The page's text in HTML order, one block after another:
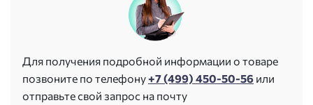
Для получения подробной информации о товаре
позвоните по телефону+7 (499) 450-50-56 или
отправьте свой запрос на почту